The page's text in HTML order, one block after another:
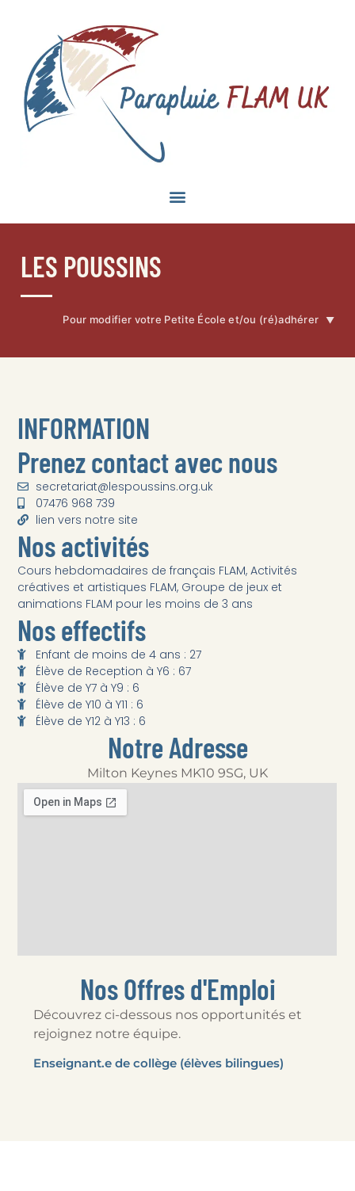
LES POUSSINS
Pour modifier votre Petite École et/ou (ré)adhérer ▼
INFORMATION
Prenez contact avec nous
secretariat@lespoussins.org.uk
07476 968 739
lien vers notre site
Nos activités
Cours hebdomadaires de français FLAM, Activités
créatives et artistiques FLAM, Groupe de jeux et
animations FLAM pour les moins de 3 ans
Nos effectifs
Enfant de moins de 4 ans : 27
Élève de Reception à Y6 : 67
Élève de Y7 à Y9 : 6
Élève de Y10 à Y11 : 6
Élève de Y12 à Y13 : 6
Notre Adresse
Milton Keynes MK10 9SG, UK
Nos Offres d'Emploi
Découvrez ci-dessous nos opportunités et
rejoignez notre équipe.
Enseignant.e de collège (élèves bilingues)